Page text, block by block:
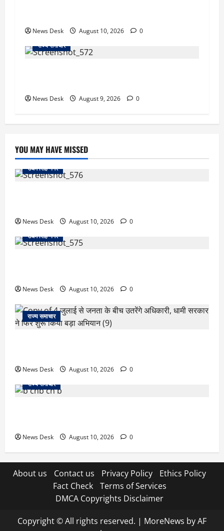
News Desk August 10, 2026
0
राज्य समाचार
News Desk August 9, 2026 0
YOU MAY HAVE MISSED
उधम सिंह नगर
News Desk August 10, 2026
0
उधम सिंह नगर
News Desk August 10, 2026 0
राज्य समाचार
News Desk August 10, 2026
0
राज्य समाचार
News Desk August 10, 2026 0
About us Contact us Privacy Policy
Ethics Policy
Fact Check
Terms of Services
DMCA Copyrights Disclaimer
Copyright © All rights reserved. | MoreNews by AF